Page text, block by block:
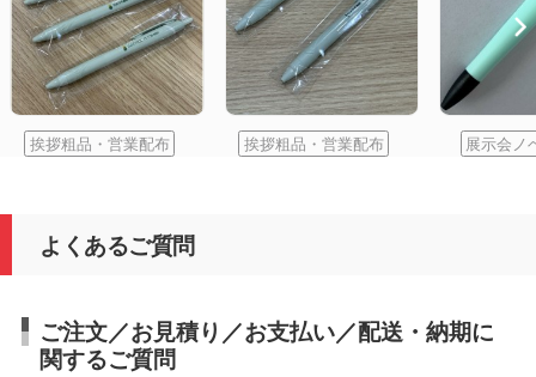
挨拶粗品・営業配布 挨拶粗品・営業配布 展示会ノ
よくあるご質問
ご注文／お見積り／お支払い／配送・納期に
関するご質問